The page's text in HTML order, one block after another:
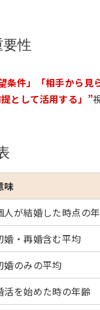
性
条件」「相手から見
として活用する」”
味
人が結婚した時点の
婚・再婚含む平均
婚のみの平均
活を始めた時の年齢